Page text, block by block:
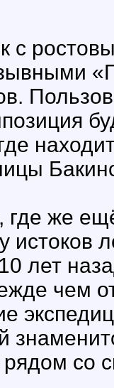
с
где же
истоков
лет
чем
рядом со